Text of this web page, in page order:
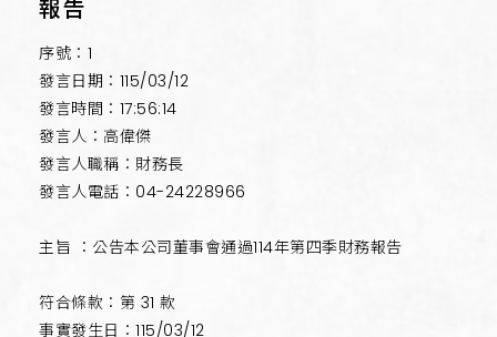
報告
序號：1
發言日期：115/03/12
發言時間：17:56:14
發言人：高偉傑
發言人職稱：財務長
發言人電話：04-24228966
主旨 ：公告本公司董事會通過114年第四季財務報告
符合條款：第 31 款
事實發生日：115/03/12